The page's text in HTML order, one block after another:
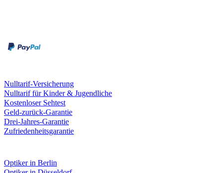
Nulltarif-Versicherung
Nulltarif für Kinder & Jugendliche
Kostenloser Sehtest
Geld-zurück-Garantie
Drei-Jahres-Garantie
Zufriedenheitsgarantie
Optiker in Berlin